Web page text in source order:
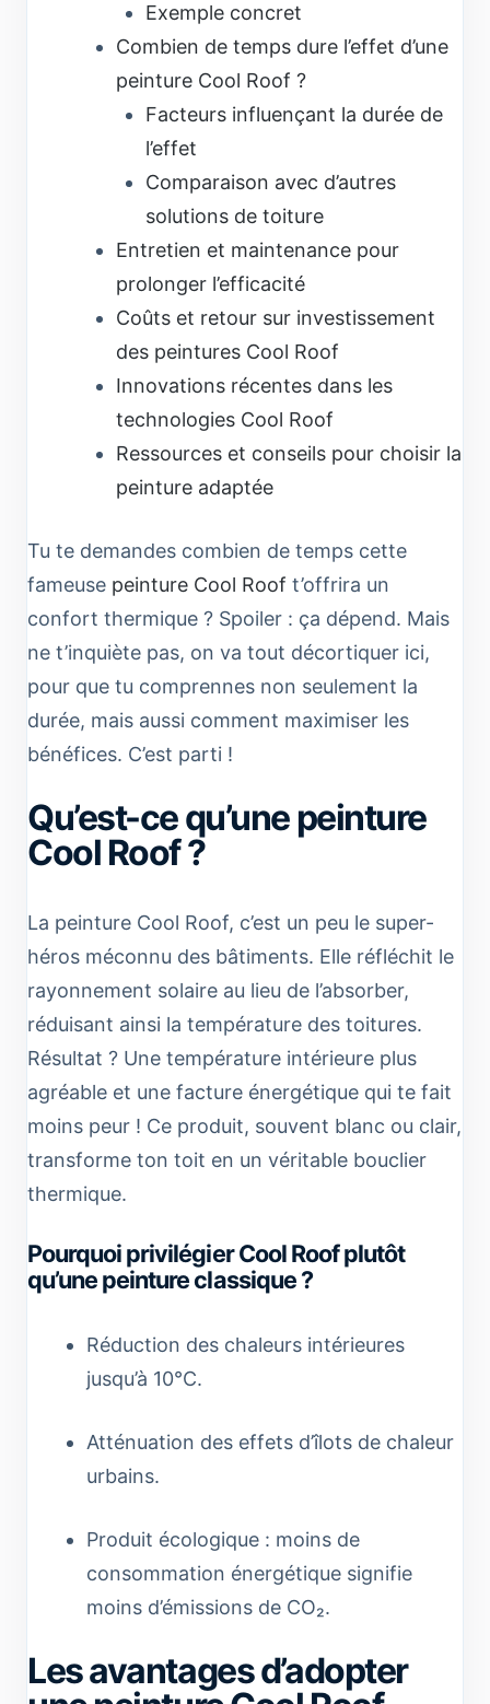
Exemple concret
Combien de temps dure l’effet d’une
peinture Cool Roof ?
Facteurs influençant la durée de
l’effet
Comparaison avec d’autres
solutions de toiture
Entretien et maintenance pour
prolonger l’efficacité
Coûts et retour sur investissement
des peintures Cool Roof
Innovations récentes dans les
technologies Cool Roof
Ressources et conseils pour choisir la
peinture adaptée
Tu te demandes combien de temps cette
fameuse peinture Cool Roof t’offrira un
confort thermique ? Spoiler : ça dépend. Mais
ne t’inquiète pas, on va tout décortiquer ici,
pour que tu comprennes non seulement la
durée, mais aussi comment maximiser les
bénéfices. C’est parti !
Qu’est-ce qu’une peinture
Cool Roof ?
La peinture Cool Roof, c’est un peu le super-
héros méconnu des bâtiments. Elle réfléchit le
rayonnement solaire au lieu de l’absorber,
réduisant ainsi la température des toitures.
Résultat ? Une température intérieure plus
agréable et une facture énergétique qui te fait
moins peur ! Ce produit, souvent blanc ou clair,
transforme ton toit en un véritable bouclier
thermique.
Pourquoi privilégier Cool Roof plutôt
qu’une peinture classique ?
Réduction des chaleurs intérieures
jusqu’à 10°C.
Atténuation des effets d’îlots de chaleur
urbains.
Produit écologique : moins de
consommation énergétique signifie
moins d’émissions de CO₂.
Les avantages d’adopter